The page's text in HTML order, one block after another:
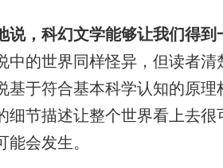
说，科幻文学能够让我们得
中的世界同样怪异，但读者
基于符合基本科学认知的原
细节描述让整个世界看上去
能会发生。